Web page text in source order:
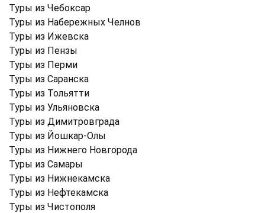
Туры из Чебоксар
Туры из Набережных Челнов
Туры из Ижевска
Туры из Пензы
Туры из Перми
Туры из Саранска
Туры из Тольятти
Туры из Ульяновска
Туры из Димитровграда
Туры из Йошкар-Олы
Туры из Нижнего Новгорода
Туры из Самары
Туры из Нижнекамска
Туры из Нефтекамска
Туры из Чистополя